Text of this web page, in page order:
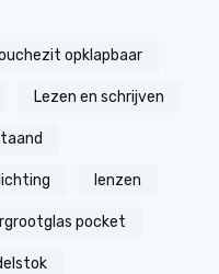
opklapbaar
Lezen en schrijven
lenzen
pocket